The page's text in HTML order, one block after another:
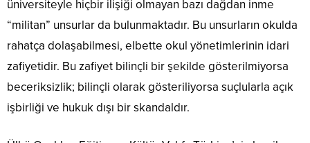
üniversiteyle hiçbir ilişiği olmayan bazı dağdan inme
“militan” unsurlar da bulunmaktadır. Bu unsurların okulda
rahatça dolaşabilmesi, elbette okul yönetimlerinin idari
zafiyetidir. Bu zafiyet bilinçli bir şekilde gösterilmiyorsa
beceriksizlik; bilinçli olarak gösteriliyorsa suçlularla açık
işbirliği ve hukuk dışı bir skandaldır.